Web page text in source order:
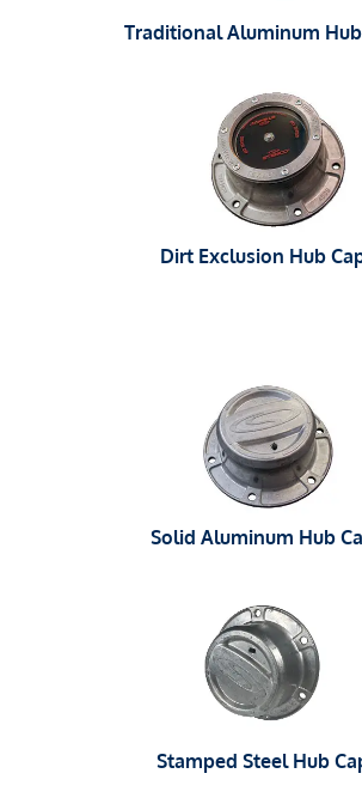
Traditional Aluminum Hub
Dirt Exclusion Hub
Solid Aluminum Hub
Stamped Steel Hub